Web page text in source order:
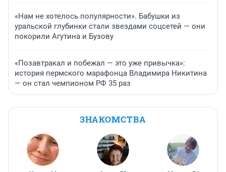
«Нам не хотелось популярности». Бабушки из
уральской глубинки стали звездами соцсетей — они
покорили Агутина и Бузову
«Позавтракал и побежал — это уже привычка»:
история пермского марафонца Владимира Никитина
— он стал чемпионом РФ 35 раз
ЗНАКОМСТВА